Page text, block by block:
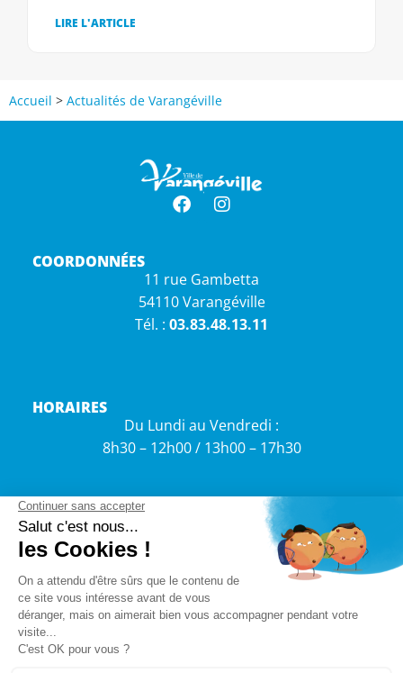
LIRE L'ARTICLE
Accueil > Actualités de Varangéville
COORDONNÉES
11 rue Gambetta
54110 Varangéville
Tél. : 03.83.48.13.11
HORAIRES
Du Lundi au Vendredi :
8h30 – 12h00 / 13h00 – 17h30
INFORMATIONS
CONTACTER LA MAIRIE
Accessibilité
©VILLE DE VARANGÉVILLE2026 TOUS DROITS RÉSERVÉS